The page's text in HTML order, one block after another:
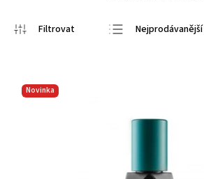
Nejprodávanější
Novinka